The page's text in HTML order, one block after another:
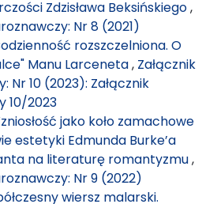
Zdzisława Beksińskiego,
Nr 8 (2021)
rozszczelniona. O
Manu Larceneta, Załącznik
Nr 10 (2023): Załącznik
10/2023
jako koło zamachowe
estetyki Edmunda Burke’a
na literaturę romantyzmu,
Nr 9 (2022)
wiersz malarski.